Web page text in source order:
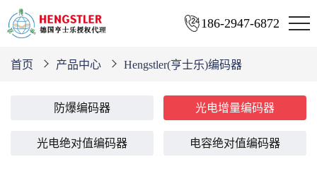
186-2947-6872
首页 产品中心 Hengstler(亨士乐)编码器
防爆编码器 光电增量编码器
光电绝对值编码器 电容绝对值编码器